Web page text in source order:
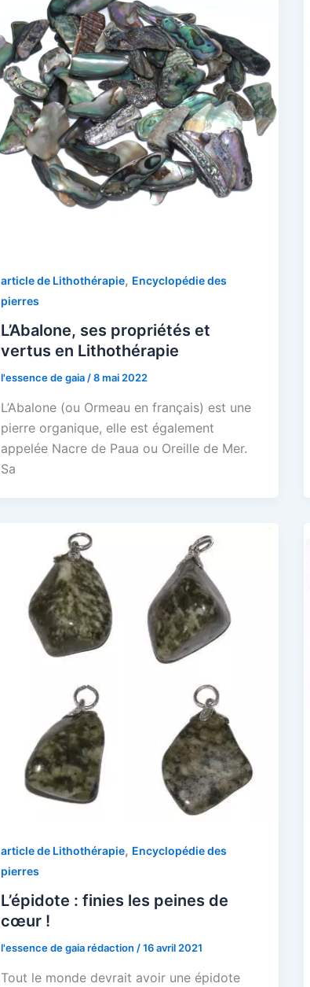
article de Lithothérapie, Encyclopédie des
pierres
L’Abalone, ses propriétés et
vertus en Lithothérapie
l'essence de gaia/8 mai 2022
L’Abalone (ou Ormeau en français) est une
pierre organique, elle est également
appelée Nacre de Paua ou Oreille de Mer.
Sa
article de Lithothérapie, Encyclopédie des
pierres
L’épidote : finies les peines de
cœur !
l'essence de gaia rédaction /16 avril 2021
Tout le monde devrait avoir une épidote